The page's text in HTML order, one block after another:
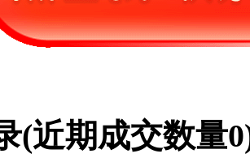
(近期成交数量0